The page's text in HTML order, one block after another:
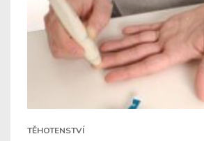
TĚHOTENSTVÍ